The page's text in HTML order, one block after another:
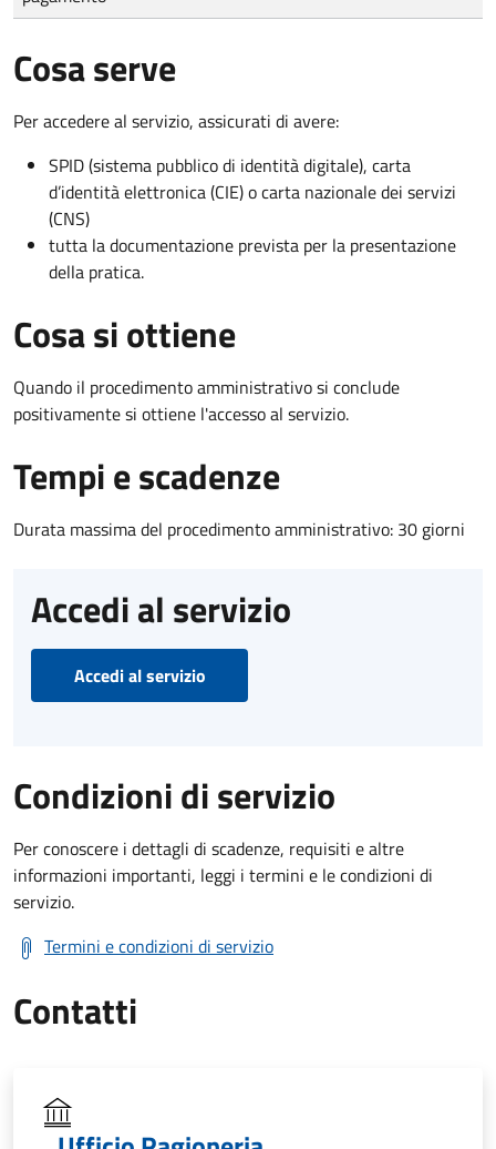
Cosa serve
Per accedere al servizio, assicurati di avere:
SPID (sistema pubblico di identità digitale), carta
d’identità elettronica (CIE) o carta nazionale dei servizi
(CNS)
tutta la documentazione prevista per la presentazione
della pratica.
Cosa si ottiene
Quando il procedimento amministrativo si conclude
positivamente si ottiene l'accesso al servizio.
Tempi e scadenze
Durata massima del procedimento amministrativo: 30 giorni
Accedi al servizio
Accedi al servizio
Condizioni di servizio
Per conoscere i dettagli di scadenze, requisiti e altre
informazioni importanti, leggi i termini e le condizioni di
servizio.
Termini e condizioni di servizio
Contatti